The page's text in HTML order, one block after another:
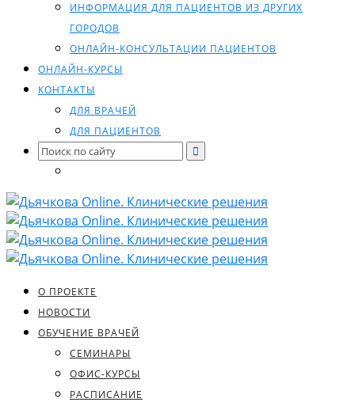
ИНФОРМАЦИЯ ДЛЯ ПАЦИЕНТОВ ИЗ ДРУГИХ
ГОРОДОВ
ОНЛАЙН-КОНСУЛЬТАЦИИ ПАЦИЕНТОВ
ОНЛАЙН-КУРСЫ
КОНТАКТЫ
ДЛЯ ВРАЧЕЙ
ДЛЯ ПАЦИЕНТОВ
Search
for:
О ПРОЕКТЕ
НОВОСТИ
ОБУЧЕНИЕ ВРАЧЕЙ
СЕМИНАРЫ
ОФИС-КУРСЫ
РАСПИСАНИЕ